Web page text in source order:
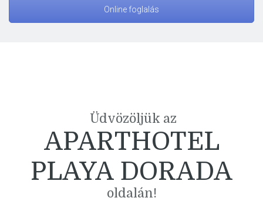
Online foglalás
Üdvözöljük az
APARTHOTEL
PLAYA DORADA
oldalán!